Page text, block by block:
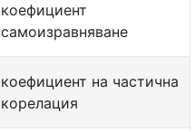
коефициент
самоизравняване
коефициент на частична
корелация